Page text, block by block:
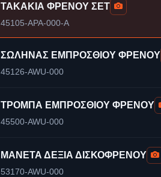
ΤΑΚΑΚΙΑ ΦΡΕΝΟΥ ΣΕΤ
45105-APA-000-A
ΣΩΛΗΝΑΣ ΕΜΠΡΟΣΘΙΟΥ ΦΡΕΝΟΥ
45126-AWU-000
ΤΡΟΜΠΑ ΕΜΠΡΟΣΘΙΟΥ ΦΡΕΝΟΥ
45500-AWU-000
ΜΑΝΕΤΑ ΔΕΞΙΑ ΔΙΣΚΟΦΡΕΝΟΥ
53170-AWU-000